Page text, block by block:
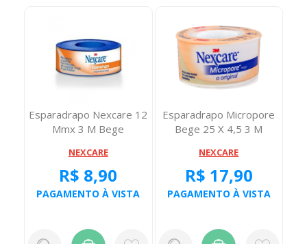
Esparadrapo Nexcare 12
Mmx 3 M Bege
NEXCARE
R$ 8,90
PAGAMENTO À VISTA
Esparadrapo Micropore
Bege 25 X 4,5 3 M
NEXCARE
R$ 17,90
PAGAMENTO À VISTA